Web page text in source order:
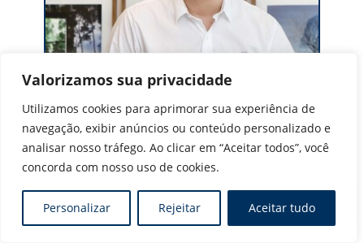
Valorizamos sua privacidade
Utilizamos cookies para aprimorar sua experiência de
navegação, exibir anúncios ou conteúdo personalizado e
analisar nosso tráfego. Ao clicar em “Aceitar todos”, você
concorda com nosso uso de cookies.
Personalizar Rejeitar Aceitar tudo